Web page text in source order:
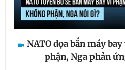
NATO dọa bắn máy
phận, Nga phản